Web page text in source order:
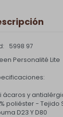
5998 97
Personalité Lite
ácaros y
poliéster -
D23 Y D80